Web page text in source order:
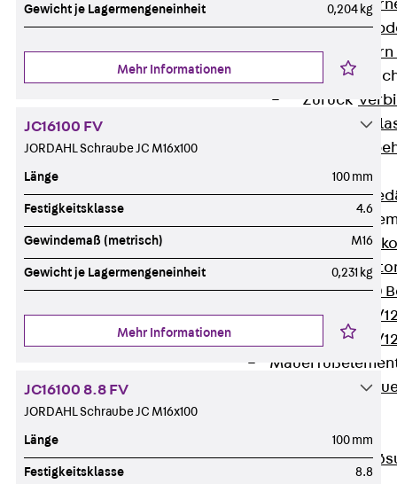
Zurück
Querkraftdorn
Zurück
Wärmedämmung
Zurück
Zurück
ISOPRO®
ISOPRO® 120
ISOPRO® 80/
ISOPRO® 80/
Digitale Lösungen
Zurück Digitale
Gewicht je Lagermengeneinheit 0,204 kg
Mehr Informationen
JC16100 FV
JORDAHL Schraube JC M16x100
Länge 100 mm
Festigkeitsklasse 4.6
Gewindemaß (metrisch) M16
Gewicht je Lagermengeneinheit 0,231 kg
Mehr Informationen
JC16100 8.8 FV
JORDAHL Schraube JC M16x100
Länge 100 mm
Festigkeitsklasse 8.8